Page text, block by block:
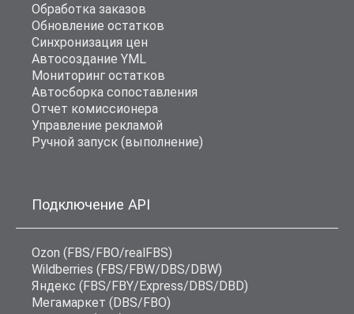
Обработка заказов
Обновление остатков
Синхронизация цен
Автосоздание YML
Мониторинг остатков
Автосборка сопоставления
Отчет комиссионера
Управление рекламой
Ручной запуск (выполнение)
Подключение API
Ozon (FBS/FBO/realFBS)
Wildberries (FBS/FBW/DBS/DBW)
Яндекс (FBS/FBY/Express/DBS/DBD)
Мегамаркет (DBS/FBO)